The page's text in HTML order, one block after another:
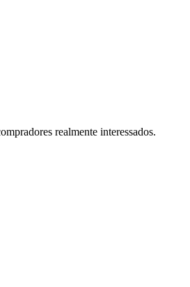
realmente interessados.